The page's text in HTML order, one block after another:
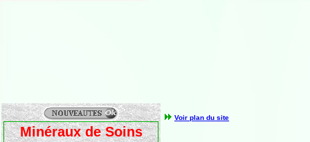
Minéraux de Soins
Voir plan du site